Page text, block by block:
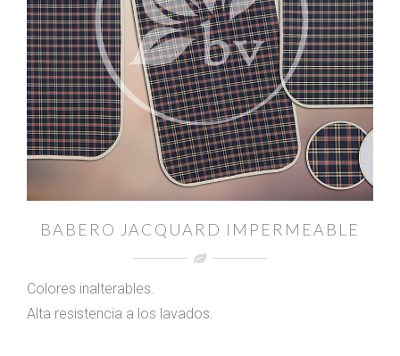
BABERO JACQUARD IMPERMEABLE
Colores inalterables.
Alta resistencia a los lavados.